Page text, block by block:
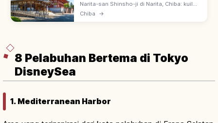
Narita-san Shinsho-ji di Narita, Chiba: kuil
Shingon Chisan sejak 940. Fudo Myoo
Chiba →
8 Pelabuhan Bertema di Tokyo
DisneySea
1. Mediterranean Harbor